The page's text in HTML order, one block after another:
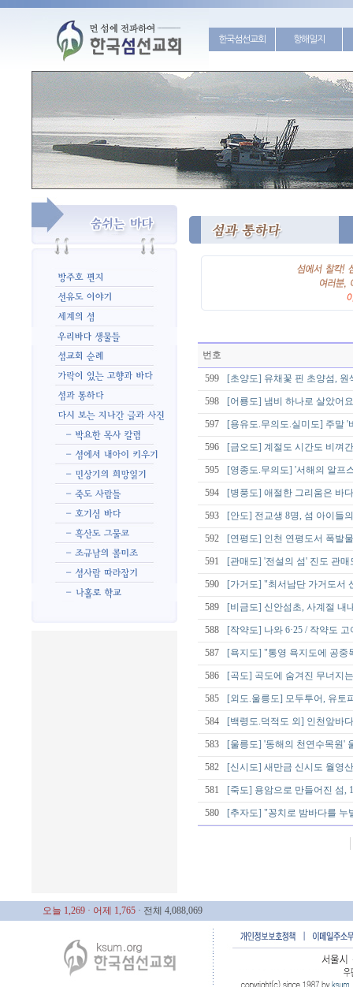
한국섬선교회 항해일지
번호
599 [초양도] 유채꽃 핀 초양섬, 원
598 [어룡도] 냄비 하나로 살았어
597 [용유도.무의도.실미도] 주말 '
596 [금오도] 계절도 시간도 비껴
595 [영종도.무의도] '서해의 알프
594 [병풍도] 애절한 그리움은 바
593 [안도] 전교생 8명, 섬 아이들
592 [연평도] 인천 연평도서 폭발
591 [관매도] '전설의 섬' 진도 관매
590 [가거도] "최서남단 가거도서
589 [비금도] 신안섬초, 사계절 내
588 [작약도] 나와 6·25 / 작약도
587 [욕지도] "통영 욕지도에 공중
586 [곡도] 곡도에 숨겨진 무너지
585 [외도.울릉도] 모두투어, 유토
584 [백령도.덕적도 외] 인천앞바
583 [울릉도] '동해의 천연수목원'
582 [신시도] 새만금 신시도 월영산
581 [죽도] 용암으로 만들어진 섬,
580 [추자도] "꽁치로 밤바다를 누
오늘 1,269 · 어제 1,765 · 전체 4,088,069